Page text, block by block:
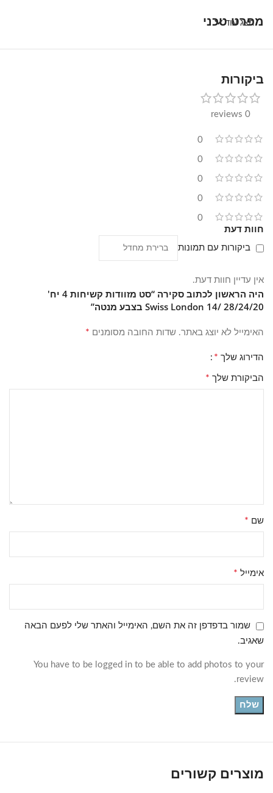
מפרט טכני
הצג עוד
ביקורות
0 reviews
0
0
0
0
0
חוות דעת
ביקורות עם תמונות
אין עדיין חוות דעת.
היה הראשון לכתוב סקירה “סט מזוודות קשיחות 4 יח'
28/24/20 /14 Swiss London בצבע מנטה”
האימייל לא יוצג באתר. שדות החובה מסומנים *
הדירוג שלך *
הביקורת שלך *
שם *
אימייל *
שמור בדפדפן זה את השם, האימייל והאתר שלי לפעם הבאה
שאגיב.
You have to be logged in to be able to add photos to your
review.
מוצרים קשורים